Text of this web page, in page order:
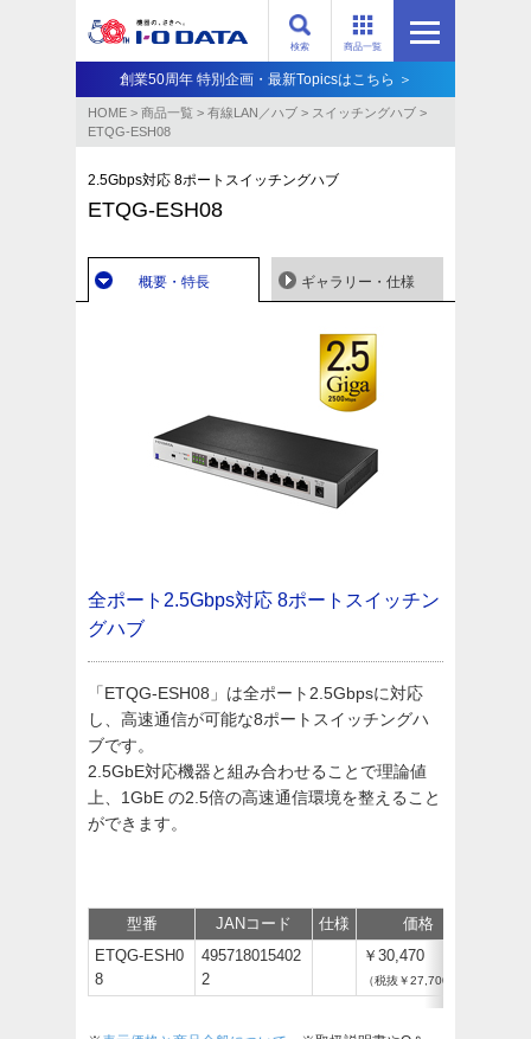
商品一覧
検索
創業50周年 特別企画・最新Topicsはこちら ＞
HOME > 商品一覧 > 有線LAN／ハブ > スイッチングハブ >
ETQG-ESH08
2.5Gbps対応 8ポートスイッチングハブ
ETQG-ESH08
概要・特長 ギャラリー・仕様
全ポート2.5Gbps対応 8ポートスイッチン
グハブ
「ETQG-ESH08」は全ポート2.5Gbpsに対応
し、高速通信が可能な8ポートスイッチングハ
ブです。
2.5GbE対応機器と組み合わせることで理論値
上、1GbE の2.5倍の高速通信環境を整えること
ができます。
型番 JANコード 仕様 価格
ETQG-ESH0
8
495718015402
2
￥30,470
（税抜￥27,700）